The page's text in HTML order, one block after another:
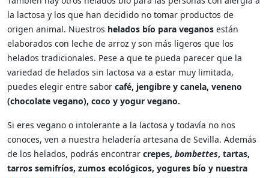
la lactosa y los que han decidido no tomar productos de
origen animal. Nuestros helados bío para veganos están
elaborados con leche de arroz y son más ligeros que los
helados tradicionales. Pese a que te pueda parecer que la
variedad de helados sin lactosa va a estar muy limitada,
puedes elegir entre sabor café, jengibre y canela, veneno
(chocolate vegano), coco y yogur vegano.
Si eres vegano o intolerante a la lactosa y todavía no nos
conoces, ven a nuestra heladería artesana de Sevilla. Además
de los helados, podrás encontrar crepes, bombettes, tartas,
tarros semifríos, zumos ecológicos, yogures bío y nuestra